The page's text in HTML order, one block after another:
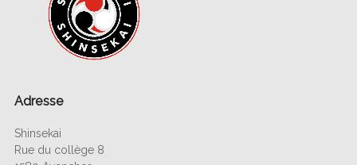
Adresse
Shinsekai
Rue du collège 8